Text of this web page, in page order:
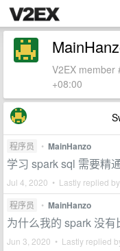
V2EX member
+08:00
程序员 • MainHanzo
学习 spark sql 需要精
Jul 4, 2020 • Lastly replied by
程序员 • MainHanzo
为什么我的 spark 没
Jun 3, 2020 • Lastly replied